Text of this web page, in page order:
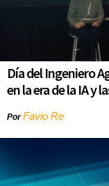
Día del Ingeniero
en la era de la IA y
PorFavio Re